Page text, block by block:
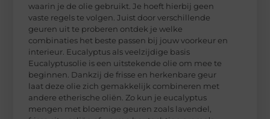
waarin je de olie gebruikt. Je hoeft hierbij geen
vaste regels te volgen. Juist door verschillende
geuren uit te proberen ontdek je welke
combinaties het beste passen bij jouw voorkeur en
interieur. Eucalyptus als veelzijdige basis
Eucalyptusolie is een uitstekende olie om mee te
beginnen. Dankzij de frisse en herkenbare geur
laat deze olie zich gemakkelijk combineren met
andere etherische oliën. Zo kun je eucalyptus
mengen met bloemige geuren zoals lavendel,